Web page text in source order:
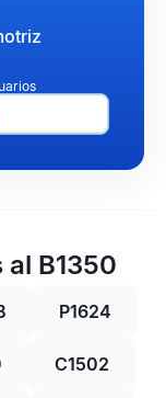
B1350
P1624
C1502